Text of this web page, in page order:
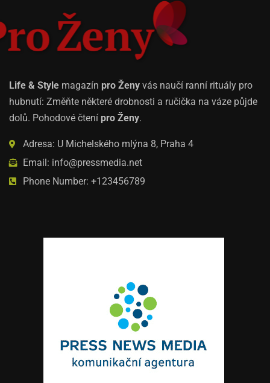
Life & Style magazín pro Ženy vás naučí ranní rituály pro
hubnutí: Změňte některé drobnosti a ručička na váze půjde
dolů. Pohodové čtení pro Ženy.
Adresa: U Michelského mlýna 8, Praha 4
Email: info@pressmedia.net
Phone Number: +123456789